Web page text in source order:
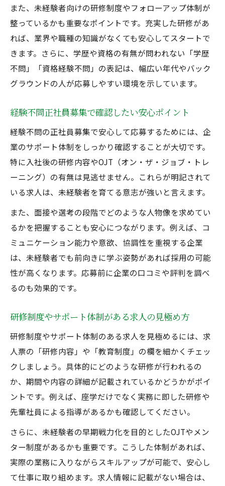
また、未経験者向けの研修制度やフォローアップ体制が
整っているかも重要なポイントです。充実した研修があ
れば、業界や職種の知識がなくても安心してスタートで
きます。さらに、学歴や資格の有無が問われない「学歴
不問」「資格経験不問」の表記は、幅広い年代やバック
グラウンドの人が応募しやすい環境を示しています。
経験不問正社員募集で確認したい安心ポイント
経験不問の正社員募集で安心して応募するためには、企
業のサポート体制をしっかり確認することが大切です。
特に入社後の研修内容やOJT（オン・ザ・ジョブ・トレ
ーニング）の有無は見逃せません。これらが明記されて
いる求人は、未経験者を育てる意志が強いと言えます。
また、面接や選考の段階でどのような人物像を求めてい
るかを把握することも安心につながります。例えば、コ
ミュニケーション能力や意欲、協調性を重視する企業
は、未経験者でも前向きに学ぶ姿勢があれば採用の可能
性が高くなります。応募前に企業の口コミや評判を調べ
るのも効果的です。
研修制度やサポート体制がある求人の見極め方
研修制度やサポート体制のある求人を見極めるには、求
人票の「研修内容」や「教育制度」の欄を細かくチェッ
クしましょう。具体的にどのような研修が行われるの
か、期間や内容の詳細が記載されているかどうかがポイ
ントです。例えば、座学だけでなく実務に即した研修や
先輩社員による指導があるかも確認してください。
さらに、未経験者の早期戦力化を目的としたOJTやメン
ター制度があるかも重要です。こうした体制があれば、
実際の業務に入りながらスキルアップが可能で、安心し
て仕事に取り組めます。求人情報に記載がない場合は、